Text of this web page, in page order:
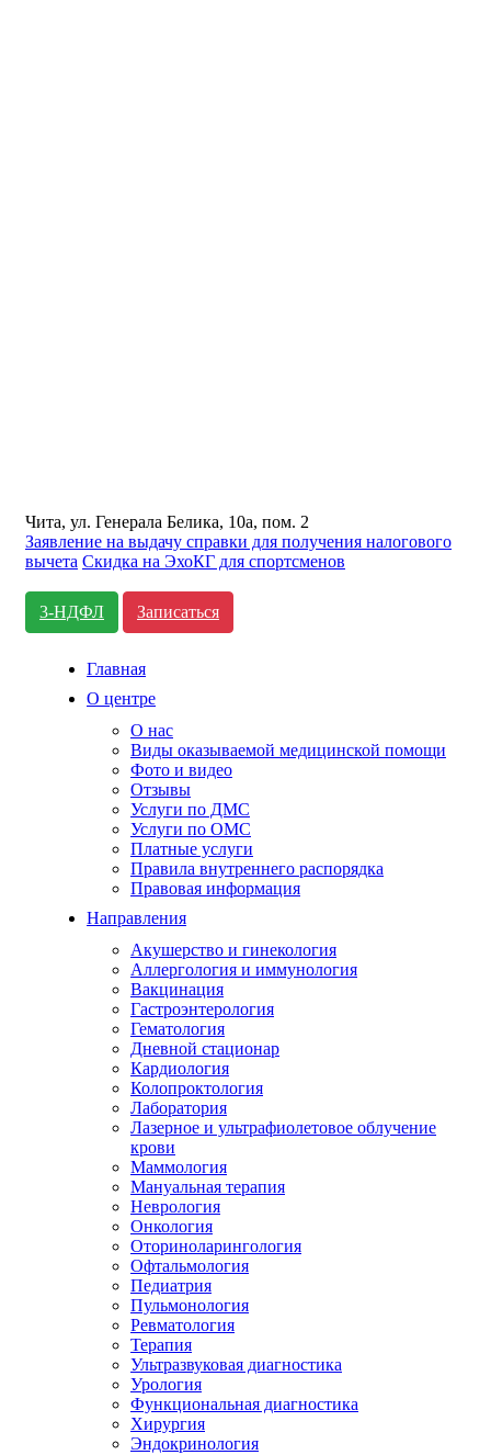
Чита, ул. Генерала Белика, 10а, пом. 2
Заявление на выдачу справки для получения налогового
вычета Cкидка на ЭхоКГ для спортсменов
3-НДФЛ Записаться
Главная
О центре
О нас
Виды оказываемой медицинской помощи
Фото и видео
Отзывы
Услуги по ДМС
Услуги по ОМС
Платные услуги
Правила внутреннего распорядка
Правовая информация
Направления
Акушерство и гинекология
Аллергология и иммунология
Вакцинация
Гастроэнтерология
Гематология
Дневной стационар
Кардиология
Колопроктология
Лаборатория
Лазерное и ультрафиолетовое облучение
крови
Маммология
Мануальная терапия
Неврология
Онкология
Оториноларингология
Офтальмология
Педиатрия
Пульмонология
Ревматология
Терапия
Ультразвуковая диагностика
Урология
Функциональная диагностика
Хирургия
Эндокринология